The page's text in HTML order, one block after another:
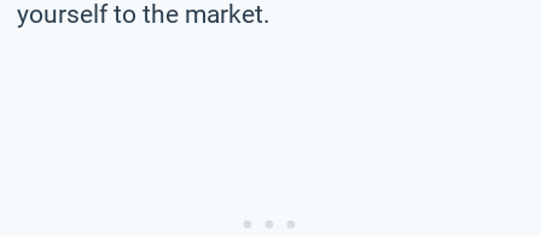
yourself to the market.